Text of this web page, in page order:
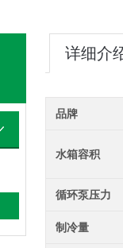
详细介
品牌
水箱容积
循环泵压力
制冷量